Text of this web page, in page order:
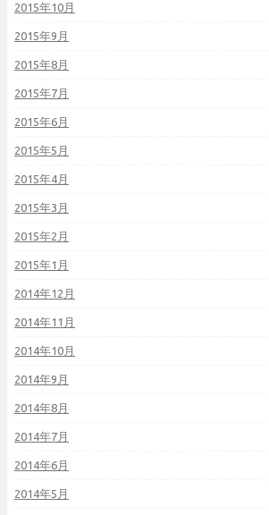
2015年10月
2015年9月
2015年8月
2015年7月
2015年6月
2015年5月
2015年4月
2015年3月
2015年2月
2015年1月
2014年12月
2014年11月
2014年10月
2014年9月
2014年8月
2014年7月
2014年6月
2014年5月